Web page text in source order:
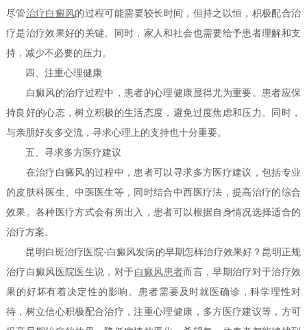
尽管治疗白癜风的过程可能需要较长时间，但持之以恒，积极配合治
疗是治疗效果好的关键。同时，家人和社会也需要给予患者理解和支
持，减少不必要的压力。
四、注重心理健康
白癜风的治疗过程中，患者的心理健康显得尤为重要。患者应保
持良好的心态，树立积极的生活态度，避免过度焦虑和压力。同时，
与亲朋好友多交流，寻求心理上的支持也十分重要。
五、寻求多方医疗建议
在治疗白癜风的过程中，患者可以寻求多方医疗建议，包括专业
的皮肤科医生、中医医生等，同时结合中西医疗法，提高治疗的综合
效果。各种医疗方式会有所出入，患者可以根据自身情况选择适合的
治疗方案。
昆明白斑治疗医院-白癜风发病的早期怎样治疗效果好？昆明正规
治疗白癜风医院医生说，对于白癜风患者而言，早期治疗对于治疗效
果的好坏有着决定性的影响。患者需要及时就医确诊，科学理性对
待，树立信心积极配合治疗，注重心理健康，多方医疗建议等，方可